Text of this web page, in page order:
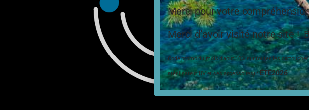
Merci pour votre
Merci d’avoir visité notre site !
Code promo du mois d’aout 10% sur toutes les
stérilisateur UV et ses accessoires) :ÉTÉ2026